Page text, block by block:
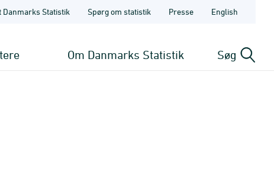
Danmarks Statistik Spørg om statistik Presse English
Om Danmarks Statistik Søg